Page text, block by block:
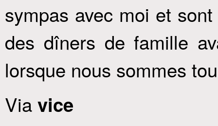
sympas avec moi et
des dîners de famille
lorsque nous sommes
Via vice